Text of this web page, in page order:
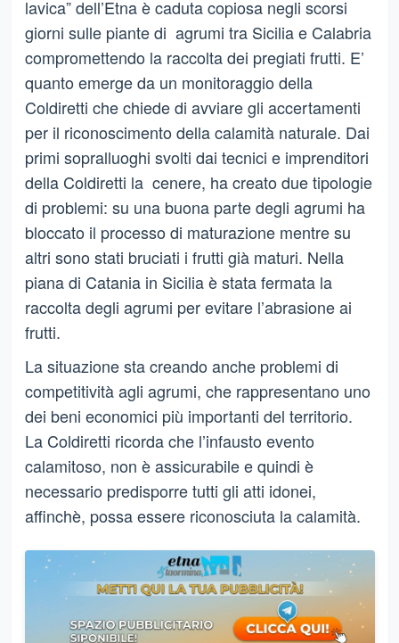
lavica” dell’Etna è caduta copiosa negli scorsi
giorni sulle piante di agrumi tra Sicilia e Calabria
compromettendo la raccolta dei pregiati frutti. E’
quanto emerge da un monitoraggio della
Coldiretti che chiede di avviare gli accertamenti
per il riconoscimento della calamità naturale. Dai
primi sopralluoghi svolti dai tecnici e imprenditori
della Coldiretti la cenere, ha creato due tipologie
di problemi: su una buona parte degli agrumi ha
bloccato il processo di maturazione mentre su
altri sono stati bruciati i frutti già maturi. Nella
piana di Catania in Sicilia è stata fermata la
raccolta degli agrumi per evitare l’abrasione ai
frutti.
La situazione sta creando anche problemi di
competitività agli agrumi, che rappresentano uno
dei beni economici più importanti del territorio.
La Coldiretti ricorda che l’infausto evento
calamitoso, non è assicurabile e quindi è
necessario predisporre tutti gli atti idonei,
affinchè, possa essere riconosciuta la calamità.